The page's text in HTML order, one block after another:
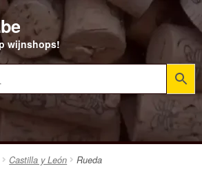
wijnshops!
Home
Alle Wijnen
Castilla y León Rueda